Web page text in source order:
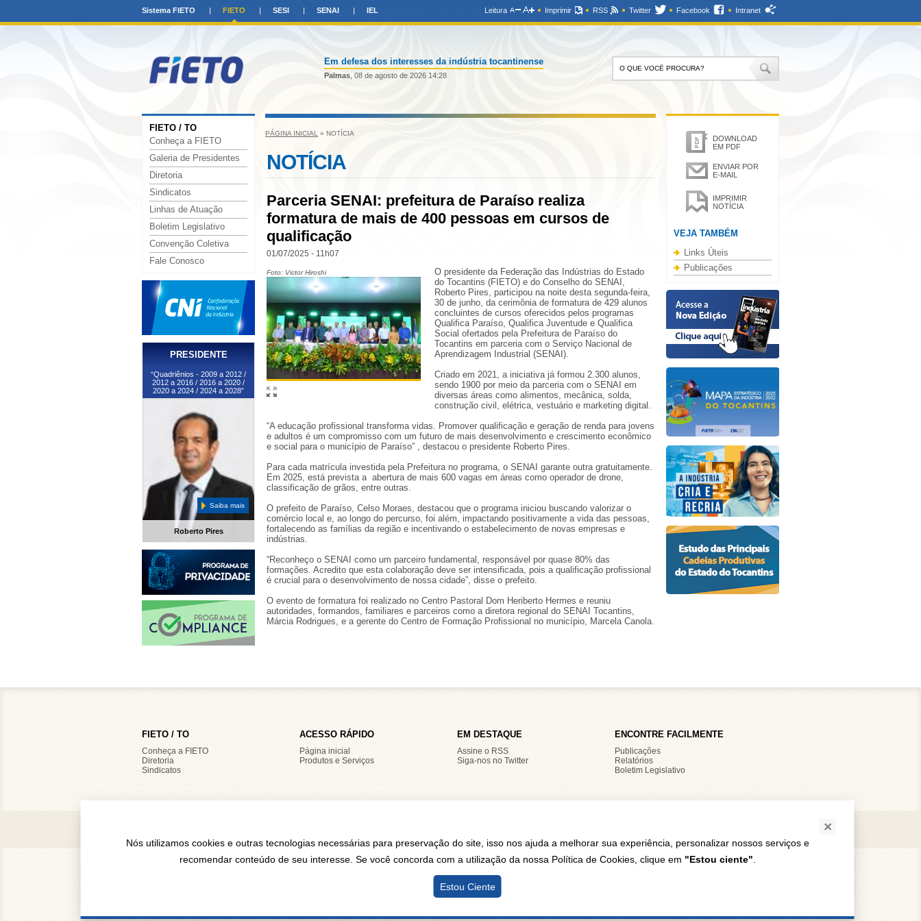
×
Nós utilizamos cookies e outras tecnologias necessárias para preservação do site, isso nos ajuda a melhorar sua experiência, personalizar nossos serviços e
recomendar conteúdo de seu interesse. Se você concorda com a utilização da nossa Política de Cookies, clique em "Estou ciente"
Estou Ciente
Sistema FIETO FIETO SESI SENAI IEL Leitura Imprimir RSS Twitter Facebook Intranet
Em defesa dos interesses da indústria tocantinense
Palmas , 08 de agosto de 2026 14:28
FIETO / TO
Conheça a FIETO
Galeria de Presidentes
Diretoria
Sindicatos
Linhas de Atuação
Boletim Legislativo
Convenção Coletiva
Fale Conosco
PRESIDENTE
“Quadriênios - 2009 a 2012 /
2012 a 2016 / 2016 a 2020 /
2020 a 2024 / 2024 a 2028”
Roberto Pires
Saiba mais
PÁGINA INICIAL » NOTÍCIA
NOTÍCIA
Parceria SENAI: prefeitura de Paraíso realiza
formatura de mais de 400 pessoas em cursos de
qualificação
01/07/2025 - 11h07
Foto: Victor Hiroshi
O presidente da Federação das Indústrias do Estado
do Tocantins (FIETO) e do Conselho do SENAI,
Roberto Pires, participou na noite desta segunda-feira,
30 de junho, da cerimônia de formatura de 429 alunos
concluintes de cursos oferecidos pelos programas
Qualifica Paraíso, Qualifica Juventude e Qualifica
Social ofertados pela Prefeitura de Paraíso do
Tocantins em parceria com o Serviço Nacional de
Aprendizagem Industrial (SENAI).
Criado em 2021, a iniciativa já formou 2.300 alunos,
sendo 1900 por meio da parceria com o SENAI em
diversas áreas como alimentos, mecânica, solda,
construção civil, elétrica, vestuário e marketing digital.
“A educação profissional transforma vidas. Promover qualificação e geração de renda para jovens
e adultos é um compromisso com um futuro de mais desenvolvimento e crescimento econômico
e social para o município de Paraíso” , destacou o presidente Roberto Pires.
Para cada matrícula investida pela Prefeitura no programa, o SENAI garante outra gratuitamente.
Em 2025, está prevista a abertura de mais 600 vagas em áreas como operador de drone,
classificação de grãos, entre outras.
O prefeito de Paraíso, Celso Moraes, destacou que o programa iniciou buscando valorizar o
comércio local e, ao longo do percurso, foi além, impactando positivamente a vida das pessoas,
fortalecendo as famílias da região e incentivando o estabelecimento de novas empresas e
indústrias.
“Reconheço o SENAI como um parceiro fundamental, responsável por quase 80% das
formações. Acredito que esta colaboração deve ser intensificada, pois a qualificação profissional
é crucial para o desenvolvimento de nossa cidade”, disse o prefeito.
O evento de formatura foi realizado no Centro Pastoral Dom Heriberto Hermes e reuniu
autoridades, formandos, familiares e parceiros como a diretora regional do SENAI Tocantins,
Márcia Rodrigues, e a gerente do Centro de Formação Profissional no município, Marcela Canola.
DOWNLOAD
EM PDF
ENVIAR POR
E-MAIL
IMPRIMIR
NOTÍCIA
VEJA TAMBÉM
Links Úteis
Publicações
FIETO / TO
Conheça a FIETO
Diretoria
Sindicatos
ACESSO RÁPIDO
Página inicial
Produtos e Serviços
EM DESTAQUE
Assine o RSS
Siga-nos no Twitter
ENCONTRE FACILMENTE
Publicações
Relatórios
Boletim Legislativo